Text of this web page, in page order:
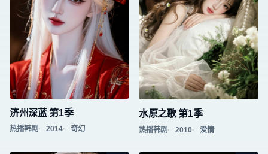
济州深蓝 第1季
热播韩剧 2014 奇幻
水原之歌 第1季
热播韩剧 2010 爱情